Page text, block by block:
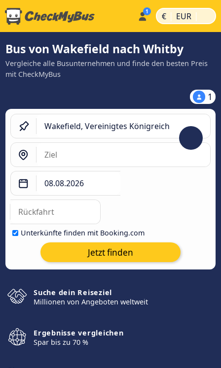
€ | EUR |
Bus von Wakefield nach Whitby
Vergleiche alle Busunternehmen und finde den besten Preis
mit CheckMyBus
1
Unterkünfte finden mit Booking.com
Jetzt finden
Suche dein Reiseziel
Millionen von Angeboten weltweit
Ergebnisse vergleichen
Spar bis zu 70 %